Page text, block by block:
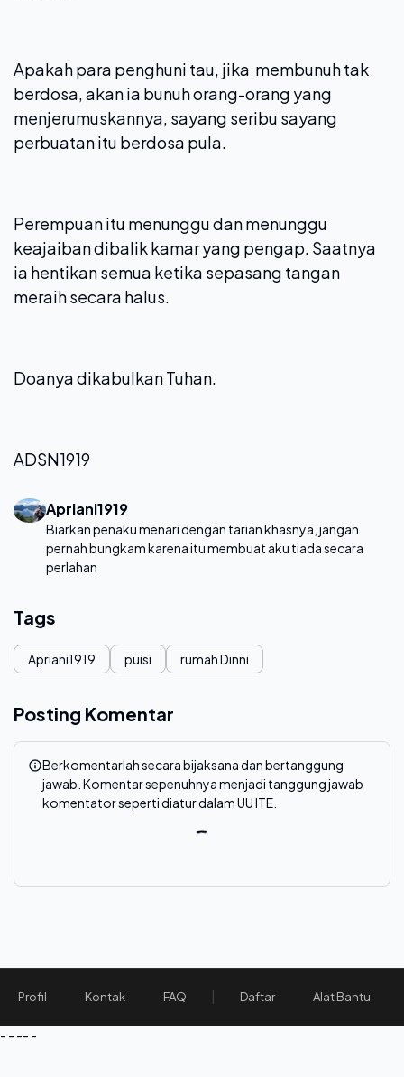
Apakah para penghuni tau, jika membunuh tak
berdosa, akan ia bunuh orang-orang yang
menjerumuskannya, sayang seribu sayang
perbuatan itu berdosa pula.
Perempuan itu menunggu dan menunggu
keajaiban dibalik kamar yang pengap. Saatnya
ia hentikan semua ketika sepasang tangan
meraih secara halus.
Doanya dikabulkan Tuhan.
ADSN1919
Apriani1919
Biarkan penaku menari dengan tarian khasnya, jangan
pernah bungkam karena itu membuat aku tiada secara
perlahan
Tags
Apriani1919 puisi rumah Dinni
Posting Komentar
Berkomentarlah secara bijaksana dan bertanggung
jawab. Komentar sepenuhnya menjadi tanggung jawab
komentator seperti diatur dalam UU ITE.
Profil Kontak FAQ | Daftar Alat Bantu
- - -- -